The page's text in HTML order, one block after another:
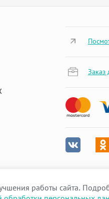
Заказ
работы сайта.